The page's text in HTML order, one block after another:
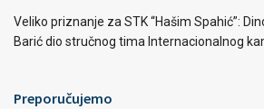
Veliko priznanje za STK “Hašim Spahić”:
Barić dio stručnog tima Internacionalnog
Preporučujemo